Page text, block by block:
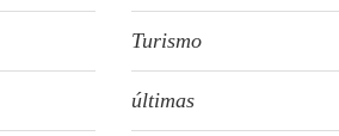
Turismo
últimas